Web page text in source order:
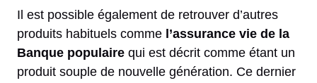
Il est possible également de retrouver d’autres
produits habituels comme l’assurance vie de la
Banque populaire qui est décrit comme étant un
produit souple de nouvelle génération. Ce dernier